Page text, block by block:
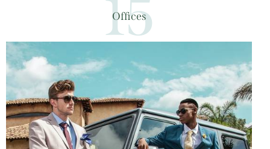
15
Offices